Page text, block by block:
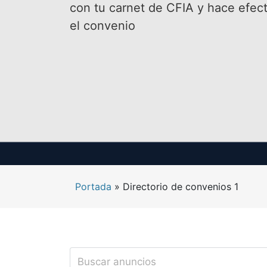
con tu carnet de CFIA y hace
el convenio
Portada » Directorio de convenios 1